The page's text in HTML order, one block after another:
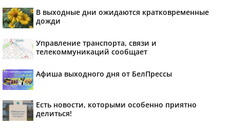
В выходные дни ожидаются кратковременные
дожди
Управление транспорта, связи и
телекоммуникаций сообщает
Афиша выходного дня от БелПрессы
Есть новости, которыми особенно приятно
делиться!